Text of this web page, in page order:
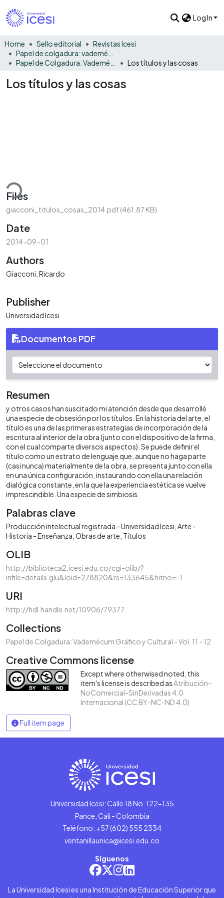
Log In
Home Sello editorial
Revistas Icesi
Los títulos y las cosas
Los títulos y las cosas
Files
giacconi_titulos_cosas_2014.pdf(461.87 KB)
Date
2014-09-01
Authors
Giacconi, Ricardo
Publisher
Universidad Icesi
Documentos PDF
Resumen
y otros casos han suscitado mi atención desde que desarrollé
una especie de obsesión por los títulos. En la historia del arte, el
título es una de las primeras estrategias de incorporación de la
escritura al interior de la obra (junto con el dispositivo de la firma,
con el cual comparte diversos aspectos). Se puede definir el
título como un estrato de lenguaje que, aunque no haga parte
(casi nunca) materialmente de la obra, se presenta junto con ella
en una única configuración, instaurando con ella una relación
dialógica constante, en la que la experiencia estética se vuelve
imprescindible. Una especie de simbiosis.
Palabras clave
Producción intelectual registrada - Universidad Icesi Arte -
Historia - Enseñanza Obras de arte Títulos
OLIB
http://biblioteca2.icesi.edu.co/cgi-olib/?
infile=details.glu&loid=278820&rs=133645&hitno=-1
URI
http://hdl.handle.net/10906/79377
Collections
Papel de Colgadura: Vademécum Gráfico y Cultural - Vol. 11 - 12
Creative Commons license
Except where otherwised noted, this
item's license is described asAtribución-
NoComercial-SinDerivadas 4.0
Internacional (CC BY-NC-ND 4.0)
Full item page
Universidad Icesi: Calle 18 No. 122-135
Pance, Cali - Colombia
Teléfono: +57 (602) 555 2334
ventanillaunica@icesi.edu.co
Síguenos
La Universidad Icesi es una Institución de Educación Superior que